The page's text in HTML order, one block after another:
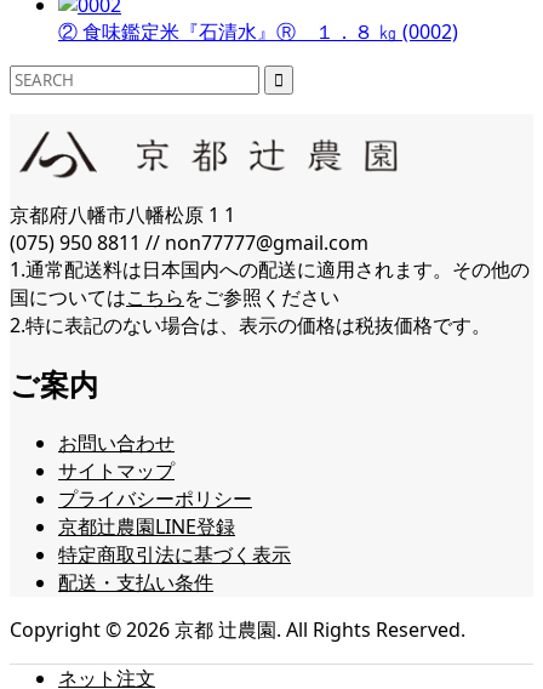
② 食味鑑定米『石清水』Ⓡ １．８ ㎏ (0002)
京都府八幡市八幡松原 1 1
(075) 950 8811 // non77777@gmail.com
1.通常配送料は日本国内への配送に適用されます。その他の
国についてはこちらをご参照ください
2.特に表記のない場合は、表示の価格は税抜価格です。
ご案内
お問い合わせ
サイトマップ
プライバシーポリシー
京都辻農園LINE登録
特定商取引法に基づく表示
配送・支払い条件
Copyright ©2026京都 辻農園. All Rights Reserved.
ネット注文